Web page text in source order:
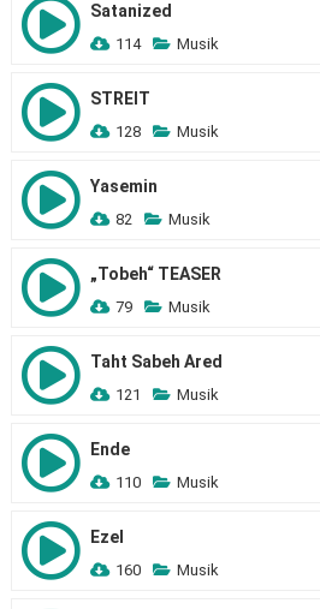
Satanized
114 Musik
STREIT
128 Musik
Yasemin
82 Musik
„Tobeh“ TEASER
79 Musik
Taht Sabeh Ared
121 Musik
Ende
110 Musik
Ezel
160 Musik